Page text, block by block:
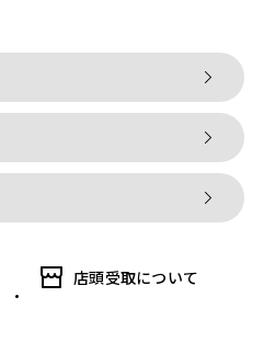
店頭受取について